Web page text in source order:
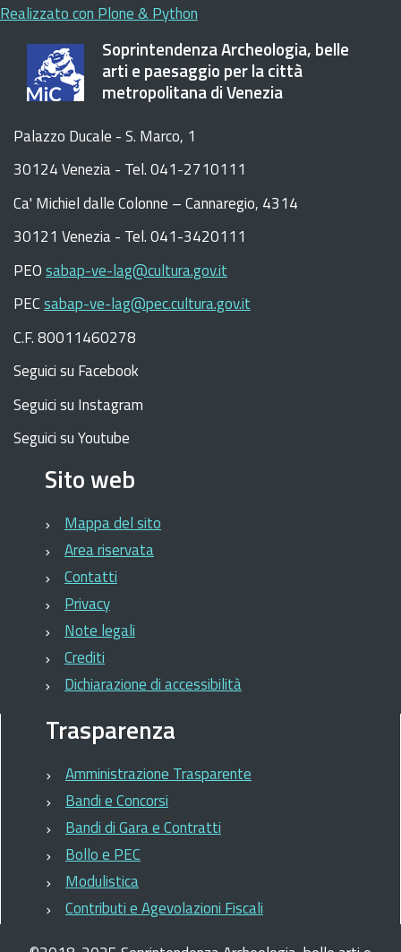
Realizzato con Plone & Python
Soprintendenza Archeologia, belle
arti e paesaggio per la città
metropolitana di Venezia
Palazzo Ducale - S. Marco, 1
30124 Venezia - Tel. 041-2710111
Ca' Michiel dalle Colonne – Cannaregio, 4314
30121 Venezia - Tel. 041-3420111
PEOsabap-ve-lag@cultura.gov.it
PECsabap-ve-lag@pec.cultura.gov.it
C.F. 80011460278
Seguici su Facebook
Seguici su Instagram
Seguici su Youtube
Sito web
Mappa del sito
Area riservata
Contatti
Privacy
Note legali
Crediti
Dichiarazione di accessibilità
Trasparenza
Amministrazione Trasparente
Bandi e Concorsi
Bandi di Gara e Contratti
Bollo e PEC
Modulistica
Contributi e Agevolazioni Fiscali